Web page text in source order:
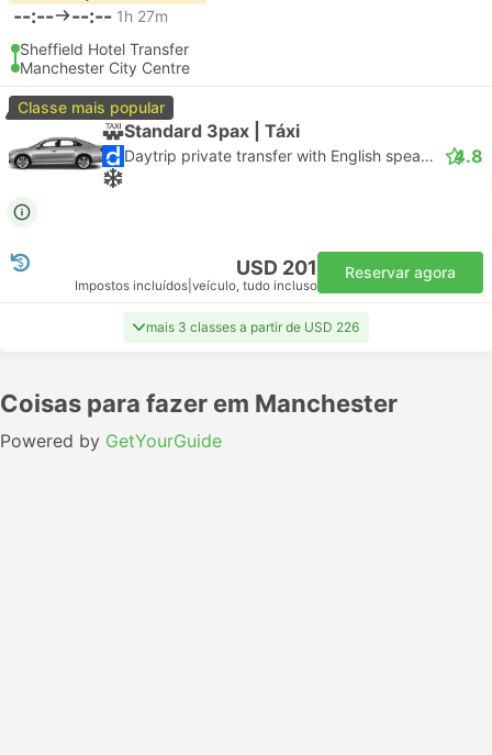
--:-- --:-- 1h 27m
Sheffield Hotel Transfer
Manchester City Centre
Classe mais popular
Standard 3pax | Táxi
Daytrip private transfer with English speaking driver 4.8
USD 201
Impostos incluídos veículo, tudo incluso
Reservar agora
mais 3 classes a partir de USD 226
Coisas para fazer em Manchester
Powered by GetYourGuide